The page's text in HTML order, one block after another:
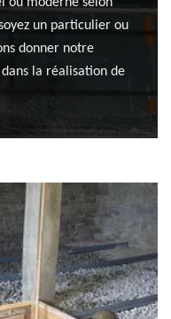
un particulier ou
donner notre
la réalisation de